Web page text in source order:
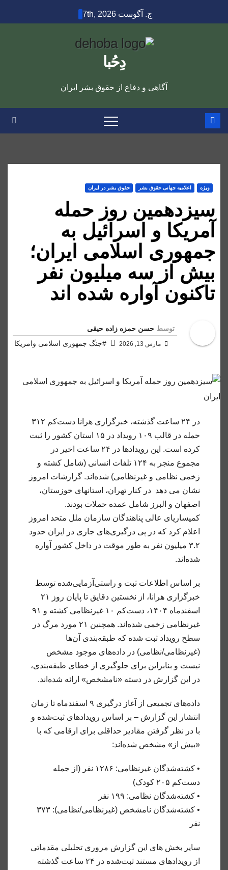
to
ج. آگوست 7th, 2026
دِحُبا
آگاهی و دفاع از حقوق بشر ایران
ویژه اعلاميه جهانی حقوق بشر حقوق بشر در ایران
سیزدهمین روز حمله
آمریکا و اسرائیل به
جمهوری اسلامی ایران؛
بیش از سه میلیون نفر
تاکنون آواره شده اند
توسط حسن حمزه زاده حیقی
مارس 13, 2026 #جنگ جمهوری اسلامی وامریکا
در ۲۴ ساعت گذشته، خبرگزاری هرانا دست‌کم ۳۱۲
حمله در قالب ۱۰۹ رویداد در ۱۵ استان کشور را ثبت
کرده است. این رویدادها در ۲۴ ساعت اخیر در
مجموع منجر به ۱۲۴ تلفات انسانی (شامل کشته و
زخمی نظامی و غیرنظامی) شده‌اند. گزارشات امروز
نشان می دهد در کنار تهران، استانهای خوزستان،
اصفهان و البرز شامل عمده حملات بودند.
کمیساریای عالی پناهندگان سازمان ملل متحد امروز
اعلام کرد که در پی درگیری‌های جاری در ایران حدود
۳.۲ میلیون نفر به طور موقت در داخل کشور آواره
شده‌اند.
بر اساس اطلاعات ثبت و راستی‌آزمایی‌شده توسط
خبرگزاری هرانا، از نخستین دقایق تا پایان روز ۲۱
اسفندماه ۱۴۰۴، دست‌کم ۱۰ غیرنظامی کشته و ۹۱
غیرنظامی زخمی شده‌اند. همچنین ۲۱ مورد مرگ در
سطح رویداد ثبت شده که طبقه‌بندی آن‌ها
(غیرنظامی/نظامی) در داده‌های موجود مشخص
نیست و بنابراین برای جلوگیری از خطای طبقه‌بندی،
در این گزارش در دسته «نامشخص» ارائه شده‌اند.
داده‌های تجمیعی از آغاز درگیری ۹ اسفندماه تا زمان
انتشار این گزارش – بر اساس رویدادهای ثبت‌شده و
با در نظر گرفتن مقادیر حداقلی برای ارقامی که با
«بیش از» مشخص شده‌اند:
• کشته‌شدگان غیرنظامی: ۱۲۸۶ نفر (از جمله
دست‌کم ۲۰۵ کودک)
• کشته‌شدگان نظامی: ۱۹۹ نفر
• کشته‌شدگان نامشخص (غیرنظامی/نظامی): ۳۷۳
نفر
سایر بخش های این گزارش مروری تحلیلی مقدماتی
از رویدادهای مستند ثبت‌شده در ۲۴ ساعت گذشته